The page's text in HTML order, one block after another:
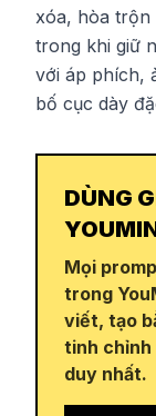
xóa, hòa trộn
trong khi giữ
với áp phích,
bố cục dày
DÙNG
Mọi
trong
viết, tạo
tinh chỉnh
duy nhất.